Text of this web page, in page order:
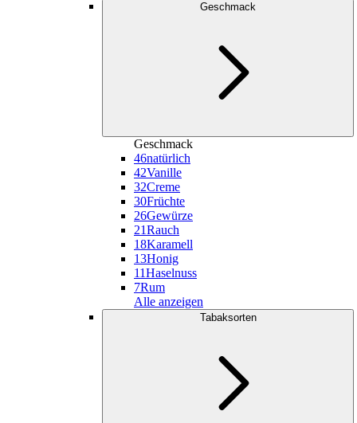
Geschmack
Geschmack
46natürlich
42Vanille
32Creme
30Früchte
26Gewürze
21Rauch
18Karamell
13Honig
11Haselnuss
7Rum
Alle anzeigen
Tabaksorten